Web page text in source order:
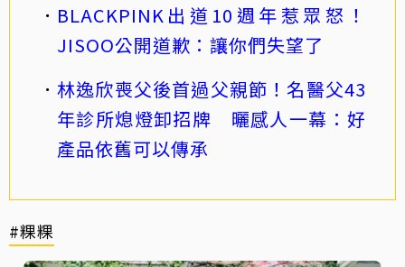
BLACKPINK出道10週年惹眾怒！
JISOO公開道歉：讓你們失望了
林逸欣喪父後首過父親節！名醫父43
年診所熄燈卸招牌 曬感人一幕：好
產品依舊可以傳承
#粿粿